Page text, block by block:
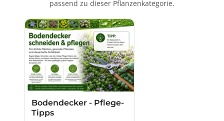
Bodendeckerpflanze für Deine grüne Oase kannst du
lassen.
Der Himmel lässt den Schatten mit immergrünen
Pflanzen weichen und Dein Garten strahlt im neuen
Licht !
passend zu dieser Pflanzenkategorie.
Bodendecker - Pflege-
Tipps